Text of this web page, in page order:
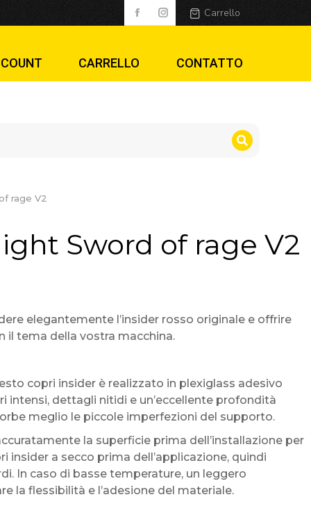
V2 Carrello
CARRELLO CONTATTO
rage V2
Sword of rage V2
elegantemente l’insider rosso originale e offrire
tema della vostra macchina.
copri insider è realizzato in plexiglass adesivo
dettagli nitidi e un’eccellente profondità
meglio le piccole imperfezioni del supporto.
la superficie prima dell’installazione per
insider a secco prima dell’applicazione, quindi
In caso di basse temperature, un leggero
la flessibilità e l’adesione del materiale.